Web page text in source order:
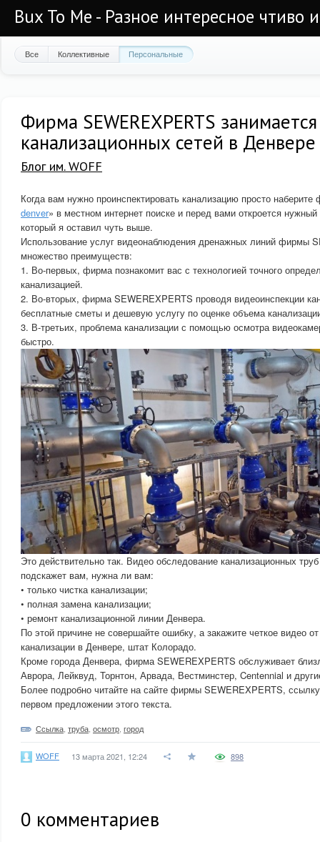
Bux To Me - Разное интересное чтиво
Все Коллективные Персональные
Фирма SEWEREXPERTS
канализационных сетей в Денвере
Блог им. WOFF
Когда вам нужно проинспектировать канализацию просто наберите
denver» в местном интернет поиске и перед вами откроется
который я оставил чуть выше.
Использование услуг видеонаблюдения дренажных линий фирмы
множество преимуществ:
1. Во-первых, фирма познакомит вас с технологией точного
канализацией.
2. Во-вторых, фирма SEWEREXPERTS проводя видеоинспекции
бесплатные сметы и дешевую услугу по оценке объема
3. В-третьих, проблема канализации с помощью осмотра
быстро.
Это действительно так. Видео обследование канализационных
подскажет вам, нужна ли вам:
• только чистка канализации;
• полная замена канализации;
• ремонт канализационной линии Денвера.
По этой причине не совершайте ошибку, а закажите четкое видео
канализации в Денвере, штат Колорадо.
Кроме города Денвера, фирма SEWEREXPERTS обслуживает
Аврора, Лейквуд, Торнтон, Арвада, Вестминстер, Centennial и
Более подробно читайте на сайте фирмы SEWEREXPERTS,
первом предложении этого текста.
Ссылка труба осмотр город
WOFF 13 марта 2021, 12:24 898
0 комментариев